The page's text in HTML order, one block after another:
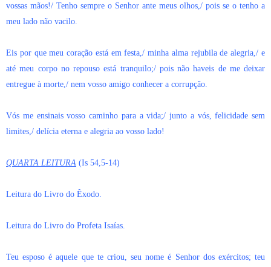
vossas mãos!/ Tenho sempre o Senhor ante meus olhos,/ pois se o tenho a
meu lado não vacilo.
Eis por que meu coração está em festa,/ minha alma rejubila de alegria,/ e
até meu corpo no repouso está tranquilo;/ pois não haveis de me deixar
entregue à morte,/ nem vosso amigo conhecer a corrupção.
Vós me ensinais vosso caminho para a vida;/ junto a vós, felicidade sem
limites,/ delícia eterna e alegria ao vosso lado!
QUARTA LEITURA (Is 54,5-14)
Leitura do Livro do Êxodo.
Leitura do Livro do Profeta Isaías.
Teu esposo é aquele que te criou, seu nome é Senhor dos exércitos; teu